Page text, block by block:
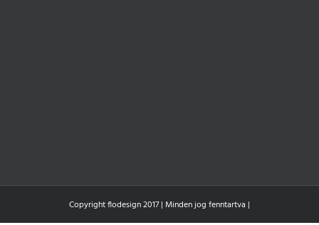
Copyright flodesign 2017 | Minden jog fenntartva |